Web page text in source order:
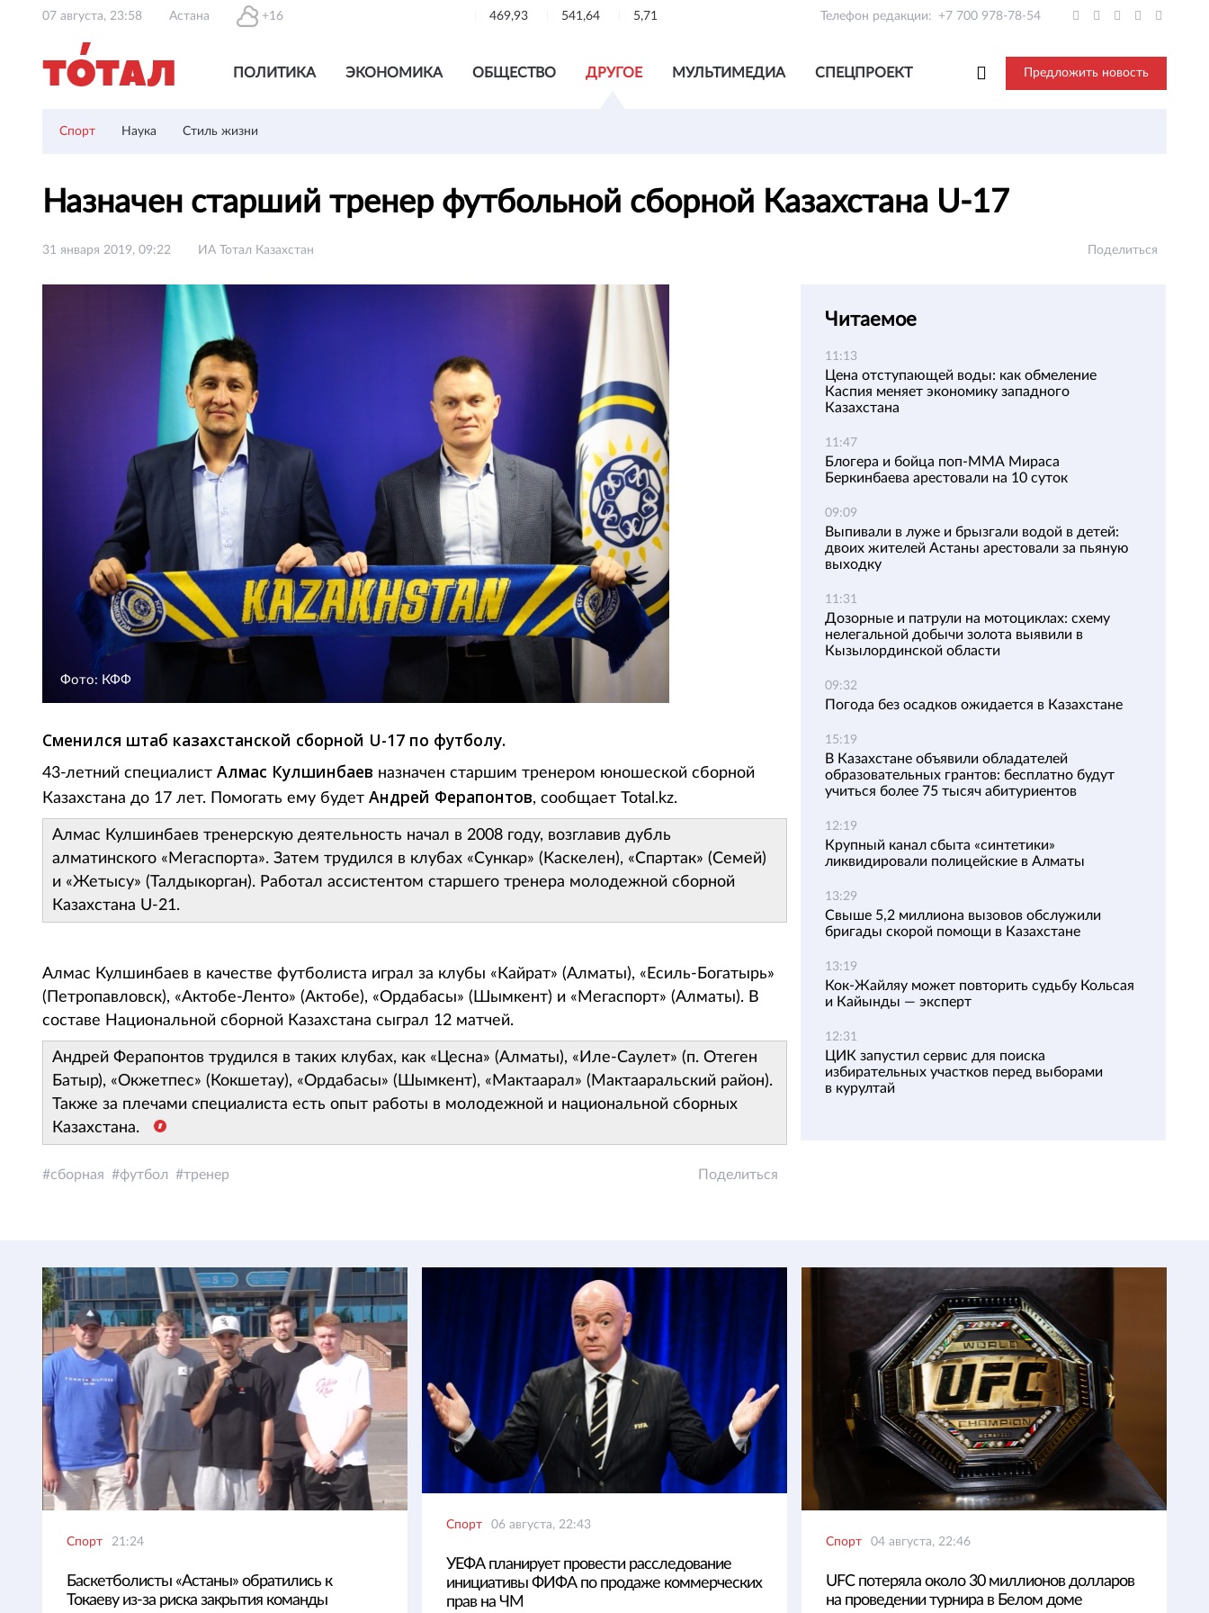
07 августа, 23:58 Астана +16 469,93 541,64 5,71 Телефон редакции: +7 700 978-78-54
ПОЛИТИКА ЭКОНОМИКА ОБЩЕСТВО ДРУГОЕ МУЛЬТИМЕДИА СПЕЦПРОЕКТ Предложить новость
Спорт Наука Стиль жизни
Назначен старший тренер футбольной сборной Казахстана U-17
31 января 2019, 09:22 ИА Тотал Казахстан Поделиться
Фото: КФФ
Сменился штаб казахстанской сборной U-17 по футболу.
43-летний специалист Алмас Кулшинбаев назначен старшим тренером юношеской сборной
Казахстана до 17 лет. Помогать ему будет Андрей Ферапонтов, сообщает Total.kz.
Алмас Кулшинбаев тренерскую деятельность начал в 2008 году, возглавив дубль
алматинского «Мегаспорта». Затем трудился в клубах «Сункар» (Каскелен), «Спартак» (Семей)
и «Жетысу» (Талдыкорган). Работал ассистентом старшего тренера молодежной сборной
Казахстана U-21.
Алмас Кулшинбаев в качестве футболиста играл за клубы «Кайрат» (Алматы), «Есиль-Богатырь»
(Петропавловск), «Актобе-Ленто» (Актобе), «Ордабасы» (Шымкент) и «Мегаспорт» (Алматы). В
составе Национальной сборной Казахстана сыграл 12 матчей.
Андрей Ферапонтов трудился в таких клубах, как «Цесна» (Алматы), «Иле-Саулет» (п. Отеген
Батыр), «Окжетпес» (Кокшетау), «Ордабасы» (Шымкент), «Мактаарал» (Мактааральский район).
Также за плечами специалиста есть опыт работы в молодежной и национальной сборных
Казахстана.
сборная футбол тренер Поделиться
Читаемое
11:13
Цена отступающей воды: как обмеление
Каспия меняет экономику западного
Казахстана
11:47
Блогера и бойца поп-ММА Мираса
Беркинбаева арестовали на 10 суток
09:09
Выпивали в луже и брызгали водой в детей:
двоих жителей Астаны арестовали за пьяную
выходку
11:31
Дозорные и патрули на мотоциклах: схему
нелегальной добычи золота выявили в
Кызылординской области
09:32
Погода без осадков ожидается в Казахстане
15:19
В Казахстане объявили обладателей
образовательных грантов: бесплатно будут
учиться более 75 тысяч абитуриентов
12:19
Крупный канал сбыта «синтетики»
ликвидировали полицейские в Алматы
13:29
Свыше 5,2 миллиона вызовов обслужили
бригады скорой помощи в Казахстане
13:19
Кок-Жайляу может повторить судьбу Кольсая
и Кайынды — эксперт
12:31
ЦИК запустил сервис для поиска
избирательных участков перед выборами
в курултай
Спорт 21:24
Баскетболисты «Астаны» обратились к
Токаеву из-за риска закрытия команды
Спорт 06 августа, 22:43
УЕФА планирует провести расследование
инициативы ФИФА по продаже коммерческих
прав на ЧМ
Спорт 04 августа, 22:46
UFC потеряла около 30 миллионов долларов
на проведении турнира в Белом доме